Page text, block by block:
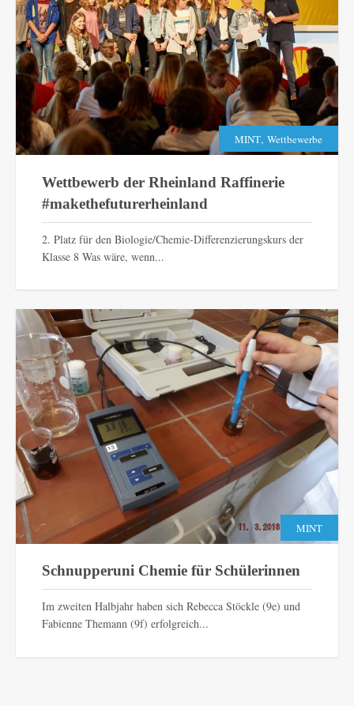
MINT, Wettbewerbe
Wettbewerb der Rheinland Raffinerie
#makethefuturerheinland
2. Platz für den Biologie/Chemie-Differenzierungskurs der
Klasse 8 Was wäre, wenn...
MINT
Schnupperuni Chemie für Schülerinnen
Im zweiten Halbjahr haben sich Rebecca Stöckle (9e) und
Fabienne Themann (9f) erfolgreich...